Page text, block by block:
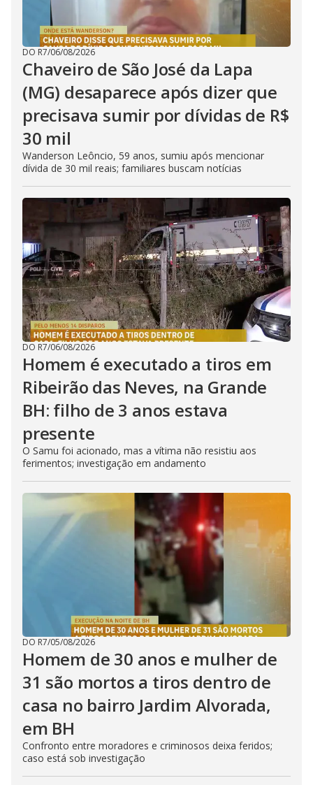
DO R7/06/08/2026
Chaveiro de São José da Lapa
(MG) desaparece após dizer que
precisava sumir por dívidas de R$
30 mil
Wanderson Leôncio, 59 anos, sumiu após mencionar
dívida de 30 mil reais; familiares buscam notícias
DO R7/06/08/2026
Homem é executado a tiros em
Ribeirão das Neves, na Grande
BH: filho de 3 anos estava
presente
O Samu foi acionado, mas a vítima não resistiu aos
ferimentos; investigação em andamento
DO R7/05/08/2026
Homem de 30 anos e mulher de
31 são mortos a tiros dentro de
casa no bairro Jardim Alvorada,
em BH
Confronto entre moradores e criminosos deixa feridos;
caso está sob investigação